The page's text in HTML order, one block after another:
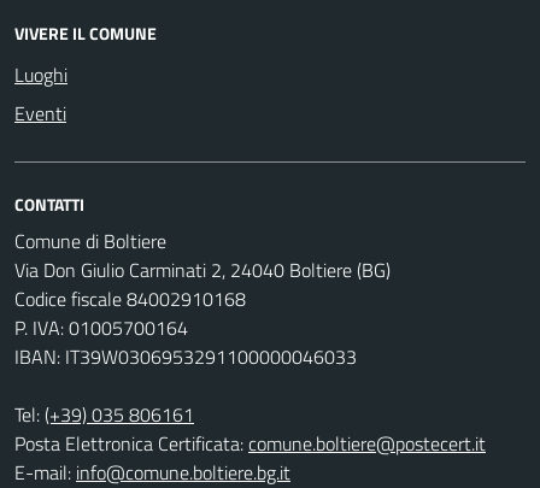
VIVERE IL COMUNE
Luoghi
Eventi
CONTATTI
Comune di Boltiere
Via Don Giulio Carminati 2, 24040 Boltiere (BG)
Codice fiscale 84002910168
P. IVA: 01005700164
IBAN: IT39W0306953291100000046033
Tel:(+39) 035 806161
Posta Elettronica Certificata:comune.boltiere@postecert.it
E-mail: info@comune.boltiere.bg.it